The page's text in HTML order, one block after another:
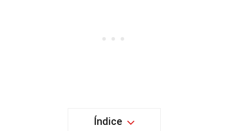
Índice